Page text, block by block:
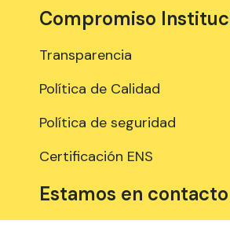
Compromiso
Transparencia
Política de Calidad
Política de seguridad
Certificación ENS
Estamos en contacto